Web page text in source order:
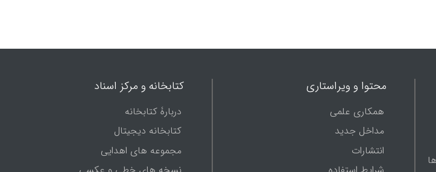
محتوا و ویراستاری
همکاری علمی
مداخل جدید
انتشارات
کتابخانه و مرکز اسناد
دربارۀ کتابخانه
کتابخانه دیجیتال
مجموعه های اهدایی